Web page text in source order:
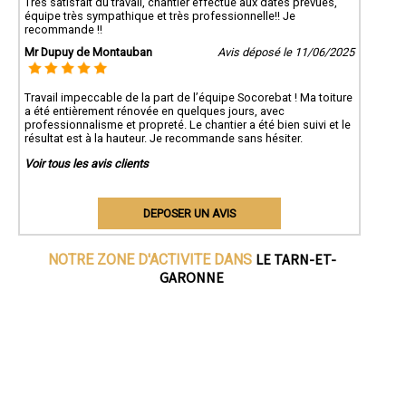
équipe très sympathique et très professionnelle!! Je
recommande !!
Mr Dupuy de Montauban
Avis déposé le 11/06/2025
Travail impeccable de la part de l’équipe Socorebat ! Ma toiture
a été entièrement rénovée en quelques jours, avec
professionnalisme et propreté. Le chantier a été bien suivi et le
résultat est à la hauteur. Je recommande sans hésiter.
Voir tous les avis clients
DEPOSER UN AVIS
NOTRE ZONE D'ACTIVITE DANS LE TARN-ET-
GARONNE